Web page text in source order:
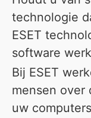
technologie
ESET
software
Bij ESET
mensen over
uw